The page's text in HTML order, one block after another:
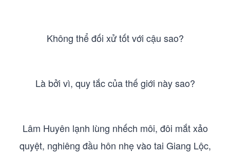
Không thể đối xử tốt với cậu sao?
Là bởi vì, quy tắc của thế giới này sao?
Lâm Huyên lạnh lùng nhếch môi, đôi mắt xảo
quyệt, nghiêng đầu hôn nhẹ vào tai Giang Lộc,